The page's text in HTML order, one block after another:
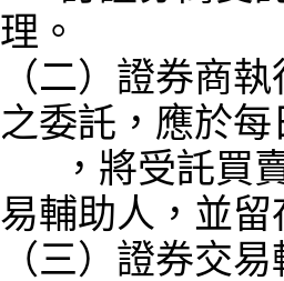
理。
（二）證券商
之委託，應於
易輔助人，並
（三）證券交